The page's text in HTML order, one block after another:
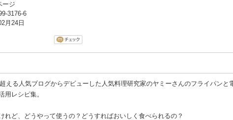
ージ
3176-6
月24日
える人気ブログからデビューした人気料理研究家のヤミーさんのフライパン
用レシピ集。
れど、どうやって使うの？どうすればおいしく食べられるの？